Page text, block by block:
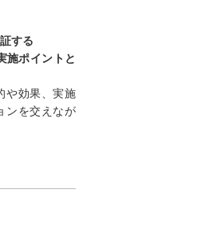
する
施ポイントと
や効果、実施
ンを交えなが